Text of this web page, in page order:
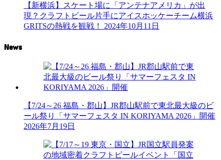
【新横浜】スケート場に「アンテナアメリカ」が出
現？クラフトビール片手にアイスホッケーチーム横浜
GRITSの熱戦を観戦！
2024年10月11日
News
【7/24～26 福島・郡山】JR郡山駅前で東北最大級のビ
ール祭り「サマーフェスタ IN KORIYAMA 2026」開催
2026年7月19日